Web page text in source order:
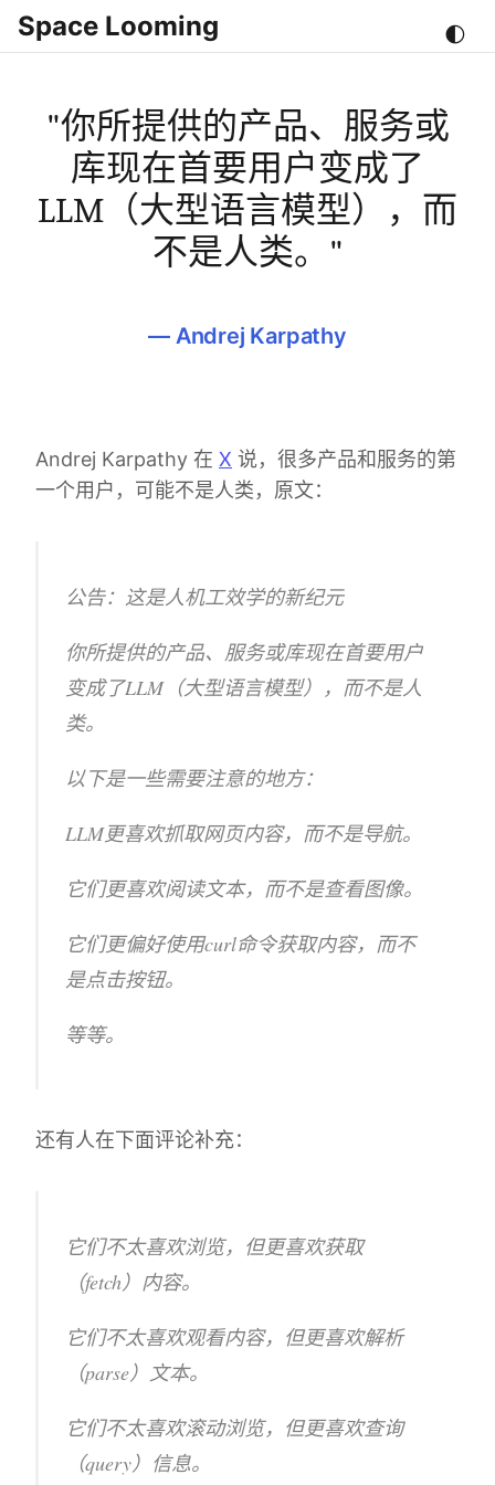
Space Looming 🌓
"你所提供的产品、服务或
库现在首要用户变成了
LLM（大型语言模型），而
不是人类。"
— Andrej Karpathy
Andrej Karpathy 在 X 说，很多产品和服务的第
一个用户，可能不是人类，原文：
公告：这是人机工效学的新纪元
你所提供的产品、服务或库现在首要用户
变成了LLM（大型语言模型），而不是人
类。
以下是一些需要注意的地方：
LLM更喜欢抓取网页内容，而不是导航。
它们更喜欢阅读文本，而不是查看图像。
它们更偏好使用curl命令获取内容，而不
是点击按钮。
等等。
还有人在下面评论补充：
它们不太喜欢浏览，但更喜欢获取
（fetch）内容。
它们不太喜欢观看内容，但更喜欢解析
（parse）文本。
它们不太喜欢滚动浏览，但更喜欢查询
（query）信息。